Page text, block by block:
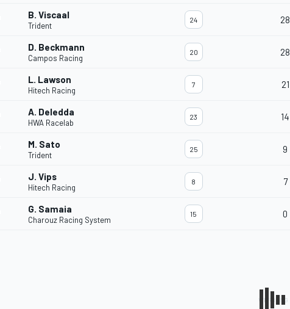
B. Viscaal
Trident
24 28
D. Beckmann
Campos Racing
20 28
L. Lawson
Hitech Racing
7 21
A. Deledda
HWA Racelab
23 14
M. Sato
Trident
25 9
J. Vips
Hitech Racing
8 7
G. Samaia
Charouz Racing System
15 0